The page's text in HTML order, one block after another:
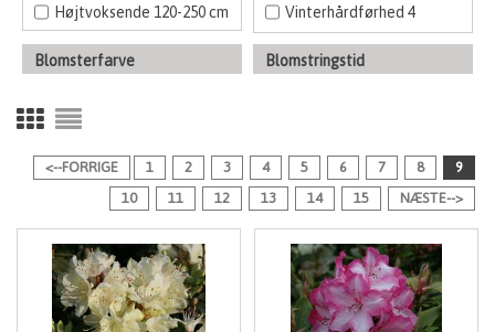
Højtvoksende 120-250 cm
Vinterhårdførhed 4
Blomsterfarve
Rød, orange
Sart lyserød, pink
Blomstringstid
Løvstruktur
Stedsegrøn
Delvis stedsegrøn
Løvfældende
Opdeling
Vildart
Hybrid/krydsning
<--FORRIGE 1 2 3 4 5 6 7 8
9
10
11 12 13 14 15 NÆSTE-->